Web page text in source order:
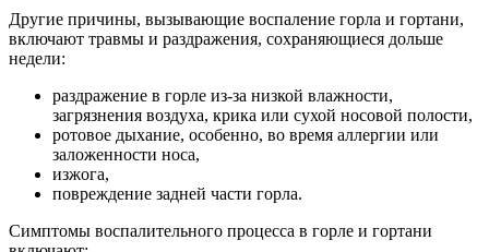
Другие причины, вызывающие воспаление горла и гортани,
включают травмы и раздражения, сохраняющиеся дольше
недели:
раздражение в горле из-за низкой влажности,
загрязнения воздуха, крика или сухой носовой полости,
ротовое дыхание, особенно, во время аллергии или
заложенности носа,
изжога,
повреждение задней части горла.
Симптомы воспалительного процесса в горле и гортани